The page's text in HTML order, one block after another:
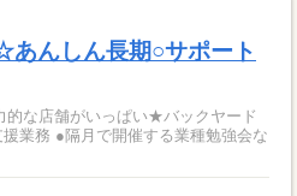
あんしん長期○サポート
な店舗がいっぱい★バックヤード
業務 ●隔月で開催する業種勉強会な